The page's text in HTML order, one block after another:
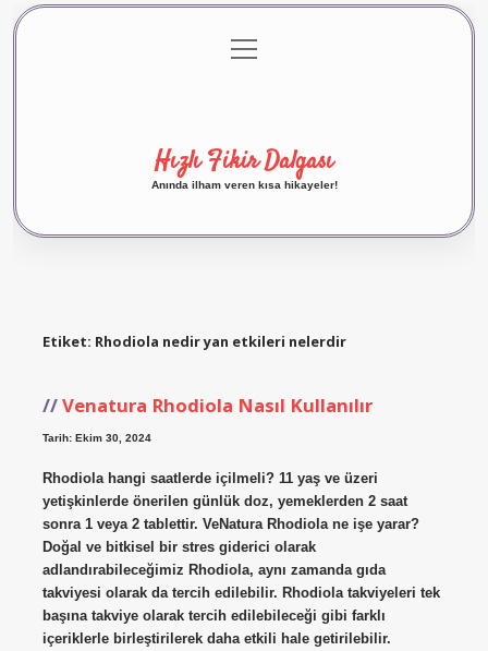
Gizlilik Politikası
menüyü
aç
Hızlı Fikir Dalgası
Anında ilham veren kısa hikayeler!
Etiket: Rhodiola nedir yan etkileri nelerdir
Venatura Rhodiola Nasıl Kullanılır
Tarih: Ekim 30, 2024
Rhodiola hangi saatlerde içilmeli? 11 yaş ve üzeri
yetişkinlerde önerilen günlük doz, yemeklerden 2 saat
sonra 1 veya 2 tablettir. VeNatura Rhodiola ne işe yarar?
Doğal ve bitkisel bir stres giderici olarak
adlandırabileceğimiz Rhodiola, aynı zamanda gıda
takviyesi olarak da tercih edilebilir. Rhodiola takviyeleri tek
başına takviye olarak tercih edilebileceği gibi farklı
içeriklerle birleştirilerek daha etkili hale getirilebilir.